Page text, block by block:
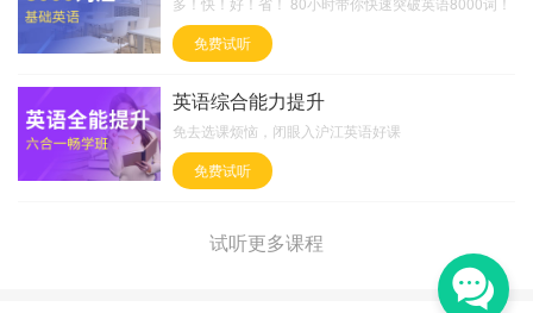
免费试听
英语综合能力提升
免去选课烦恼，闭眼入沪江英语好课
免费试听
试听更多课程